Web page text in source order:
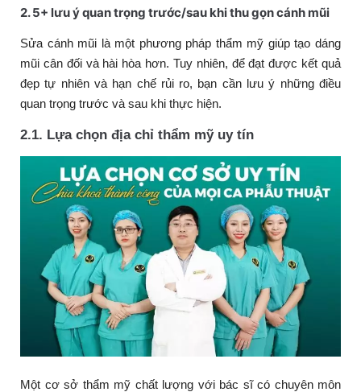
2. 5+ lưu ý quan trọng trước/sau khi thu gọn cánh mũi
Sửa cánh mũi là một phương pháp thẩm mỹ giúp tạo dáng
mũi cân đối và hài hòa hơn. Tuy nhiên, để đạt được kết quả
đẹp tự nhiên và hạn chế rủi ro, bạn cần lưu ý những điều
quan trọng trước và sau khi thực hiện.
2.1. Lựa chọn địa chỉ thẩm mỹ uy tín
Một cơ sở thẩm mỹ chất lượng với bác sĩ có chuyên môn